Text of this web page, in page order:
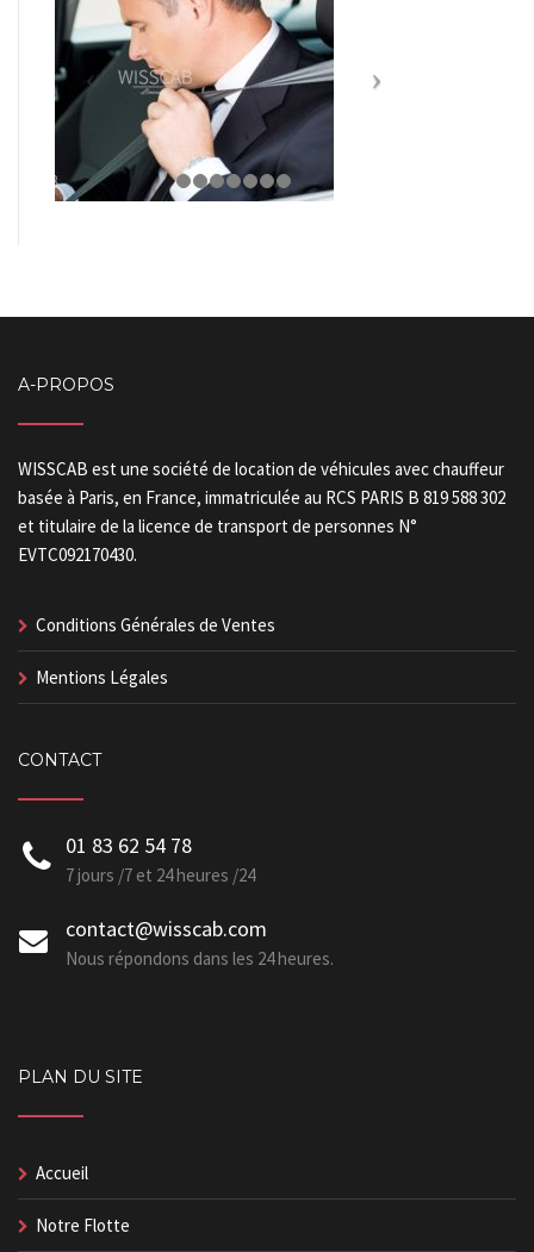
A-PROPOS
WISSCAB est une société de location de véhicules avec chauffeur
basée à Paris, en France, immatriculée au RCS PARIS B 819 588 302
et titulaire de la licence de transport de personnes N°
EVTC092170430.
Conditions Générales de Ventes
Mentions Légales
CONTACT
01 83 62 54 78
7 jours /7 et 24 heures /24
contact@wisscab.com
Nous répondons dans les 24 heures.
PLAN DU SITE
Accueil
Notre Flotte